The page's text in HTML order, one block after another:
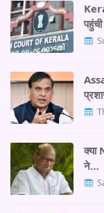
क्या
ने…